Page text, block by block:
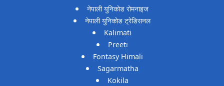
नेपाली युनिकोड रोमनाइज
नेपाली युनिकोड ट्रेडिसनल
Kalimati
Preeti
Fontasy Himali
Sagarmatha
Kokila